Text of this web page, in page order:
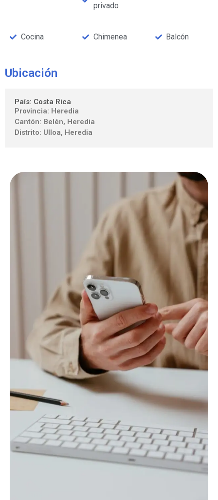
privado
Cocina Chimenea Balcón
Ubicación
País: Costa Rica
Provincia: Heredia
Cantón: Belén, Heredia
Distrito: Ulloa, Heredia